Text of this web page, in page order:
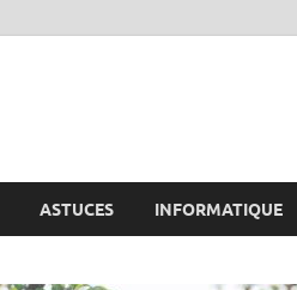
ASTUCES INFORMATIQUE